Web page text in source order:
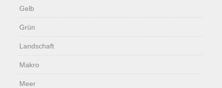
Gelb
Grün
Landschaft
Makro
Meer